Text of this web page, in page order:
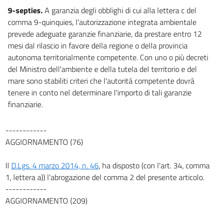
177
178
178 bis
178 ter
178 quater
179
180
181
181 bis
182
182 bis
182 ter
9-septies.A garanzia degli obblighi di cui alla lettera c del
comma 9-quinquies, l'autorizzazione integrata ambientale
prevede adeguate garanzie finanziarie, da prestare entro 12
mesi dal rilascio in favore della regione o della provincia
autonoma territorialmente competente. Con uno o più decreti
del Ministro dell'ambiente e della tutela del territorio e del
mare sono stabiliti criteri che l'autorità competente dovrà
tenere in conto nel determinare l'importo di tali garanzie
finanziarie.
------------
AGGIORNAMENTO (76)
Il D.Lgs. 4 marzo 2014, n. 46, ha disposto (con l'art. 34, comma
1, lettera a)) l'abrogazione del comma 2 del presente articolo.
------------
AGGIORNAMENTO (209)